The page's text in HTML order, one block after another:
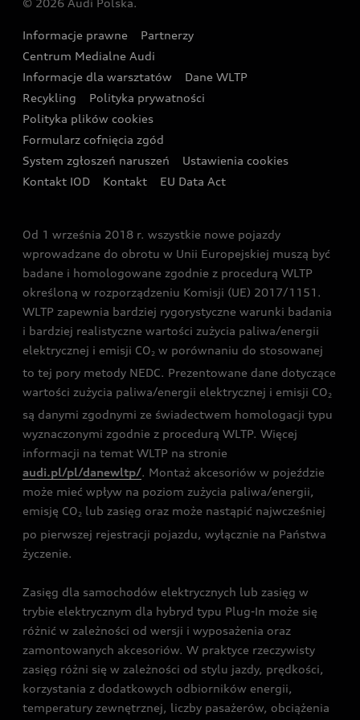
Wyszukaj najbliższego Partnera Audi
Oferta dla przedsiębiorców
Oferta dla klientów prywatnych
Kalkulator rat
Ubezpieczenie
Audi exclusive
Zasięg
Gwarancja
Akcje serwisowe Audi
Katalog online akcesoriów
Audi i Muzeum Sztuki Nowoczesnej w Warszawie
Audi driving experience
Audi quattro Cup
Audi i Puchar Świata w Skokach Narciarskich w
Zakopanem
© 2026 Audi Polska.
Informacje prawne
Partnerzy
Centrum Medialne Audi
Informacje dla warsztatów
Dane WLTP
Recykling
Polityka prywatności
Polityka plików cookies
Formularz cofnięcia zgód
System zgłoszeń naruszeń
Ustawienia cookies
Kontakt IOD
Kontakt EU Data Act
Od 1 września 2018 r. wszystkie nowe pojazdy
wprowadzane do obrotu w Unii Europejskiej muszą być
badane i homologowane zgodnie z procedurą WLTP
określoną w rozporządzeniu Komisji (UE) 2017/1151.
WLTP zapewnia bardziej rygorystyczne warunki badania
i bardziej realistyczne wartości zużycia paliwa/energii
elektrycznej i emisji CO2 w porównaniu do stosowanej
to tej pory metody NEDC. Prezentowane dane dotyczące
wartości zużycia paliwa/energii elektrycznej i emisji CO2
są danymi zgodnymi ze świadectwem homologacji typu
wyznaczonymi zgodnie z procedurą WLTP. Więcej
informacji na temat WLTP na stronie
audi.pl/pl/danewltp/. Montaż akcesoriów w pojeździe
może mieć wpływ na poziom zużycia paliwa/energii,
emisję CO2 lub zasięg oraz może nastąpić najwcześniej
po pierwszej rejestracji pojazdu, wyłącznie na Państwa
życzenie.
Zasięg dla samochodów elektrycznych lub zasięg w
trybie elektrycznym dla hybryd typu Plug-In może się
różnić w zależności od wersji i wyposażenia oraz
zamontowanych akcesoriów. W praktyce rzeczywisty
zasięg różni się w zależności od stylu jazdy, prędkości,
korzystania z dodatkowych odbiorników energii,
temperatury zewnętrznej, liczby pasażerów, obciążenia